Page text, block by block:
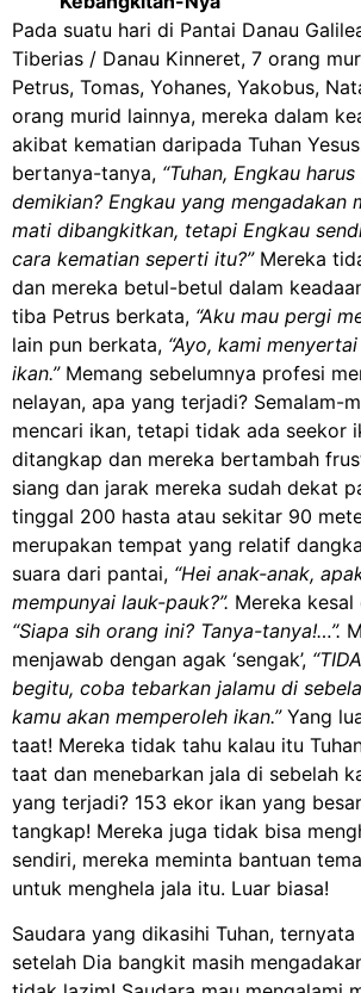
Pada suatu hari di Pantai Danau
Tiberias / Danau Kinneret, 7 orang
Petrus, Tomas, Yohanes, Yakobus,
orang murid lainnya, mereka dalam
akibat kematian daripada Tuhan
bertanya-tanya, “Tuhan, Engkau
demikian? Engkau yang mengadakan
mati dibangkitkan, tetapi Engkau
cara kematian seperti itu?”Mereka
dan mereka betul-betul dalam
tiba Petrus berkata, “Aku mau pergi
lain pun berkata, “Ayo, kami
ikan.”Memang sebelumnya profesi
nelayan, apa yang terjadi? Semalam-
mencari ikan, tetapi tidak ada seekor
ditangkap dan mereka bertambah
siang dan jarak mereka sudah dekat
tinggal 200 hasta atau sekitar 90
merupakan tempat yang relatif
suara dari pantai, “Hei anak-anak,
mempunyai lauk-pauk?”. Mereka
“Siapa sih orang ini? Tanya-tanya!…”.
menjawab dengan agak ‘sengak’,
begitu, coba tebarkan jalamu di
kamu akan memperoleh ikan.” Yang
taat! Mereka tidak tahu kalau itu
taat dan menebarkan jala di sebelah
yang terjadi? 153 ekor ikan yang
tangkap! Mereka juga tidak bisa
sendiri, mereka meminta bantuan
untuk menghela jala itu. Luar biasa!
Saudara yang dikasihi Tuhan, ternyata
setelah Dia bangkit masih